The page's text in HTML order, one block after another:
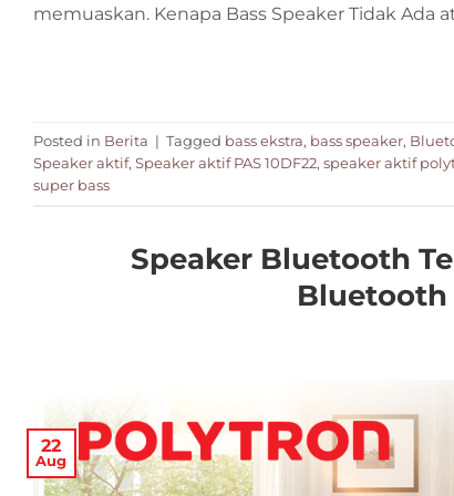
memuaskan. Kenapa Bass Speaker Tidak Ada
Posted in Berita | Tagged bass ekstra, bass speaker,
Speaker aktif, Speaker aktif PAS 10DF22, speaker aktif
super bass
Speaker Bluetooth
Bluetooth
22
Aug